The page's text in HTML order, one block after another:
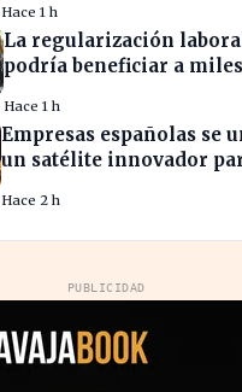
tras los 40
Hace 1 h
La regularización
podría beneficiar a
año.
Hace 1 h
Empresas españolas se
un satélite innovador
europeas
Hace 2 h
PUBLICIDAD